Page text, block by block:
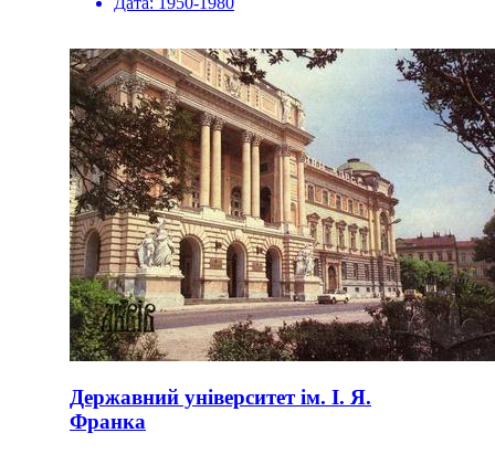
Державний університет ім. І. Я.
Франка